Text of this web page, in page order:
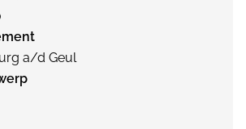
a/d Geul